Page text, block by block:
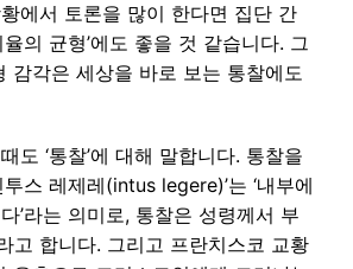
에서 토론을 많이 한다면 집단 간
율의 균형’에도 좋을 것 같습니다. 그
감각은 세상을 바로 보는 통찰에도
도 ‘통찰’에 대해 말합니다. 통찰을
스 레제레(intus legere)’는 ‘내부에
’라는 의미로, 통찰은 성령께서 부
고 합니다. 그리고 프란치스코 교황